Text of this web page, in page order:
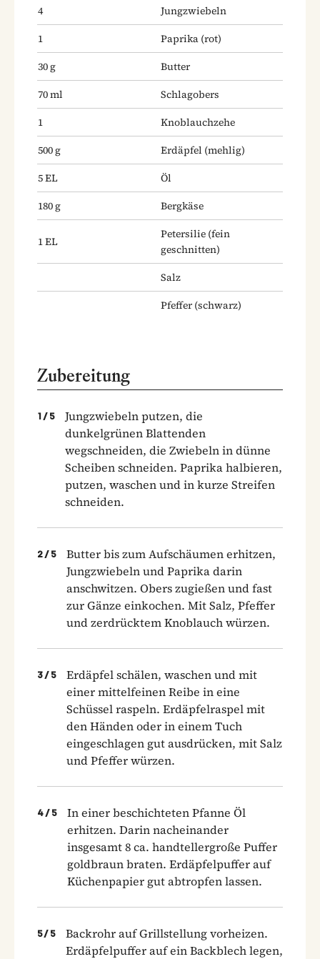
4
Jungzwiebeln
1
Paprika (rot)
30g
Butter
70ml
Schlagobers
1
Knoblauchzehe
500g Erdäpfel (mehlig)
5EL
Öl
180g Bergkäse
1EL
Petersilie (fein
geschnitten)
Salz
Pfeffer (schwarz)
Zubereitung
1 / 5
Jungzwiebeln putzen, die
dunkelgrünen Blattenden
wegschneiden, die Zwiebeln in dünne
Scheiben schneiden. Paprika halbieren,
putzen, waschen und in kurze Streifen
schneiden.
2 / 5
Butter bis zum Aufschäumen erhitzen,
Jungzwiebeln und Paprika darin
anschwitzen. Obers zugießen und fast
zur Gänze einkochen. Mit Salz, Pfeffer
und zerdrücktem Knoblauch würzen.
3 / 5
Erdäpfel schälen, waschen und mit
einer mittelfeinen Reibe in eine
Schüssel raspeln. Erdäpfelraspel mit
den Händen oder in einem Tuch
eingeschlagen gut ausdrücken, mit Salz
und Pfeffer würzen.
4 / 5
In einer beschichteten Pfanne Öl
erhitzen. Darin nacheinander
insgesamt 8 ca. handtellergroße Puffer
goldbraun braten. Erdäpfelpuffer auf
Küchenpapier gut abtropfen lassen.
5/ 5
Backrohr auf Grillstellung vorheizen.
Erdäpfelpuffer auf ein Backblech legen,